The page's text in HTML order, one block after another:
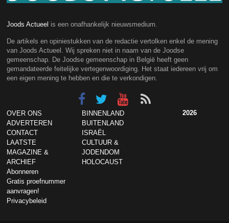
Joods Actueel is een onafhankelijk nieuwsmedium.
De artikels en opiniestukken van de redactie vertolken enkel de mening
van Joods Actueel. Wij spreken niet in naam van de Joodse
gemeenschap. De Joodse gemeenschap in België heeft geen
gemandateerde feitelijke vertegenwoordiging. Het staat iedereen vrij om
een eigen mening te hebben en die te verkondigen.
OVER ONS
ADVERTEREN
CONTACT
LAATSTE
MAGAZINE &
ARCHIEF
Abonneren
Gratis proefnummer
aanvragen!
Privacybeleid
BINNENLAND
BUITENLAND
ISRAËL
CULTUUR &
JODENDOM
HOLOCAUST
2026